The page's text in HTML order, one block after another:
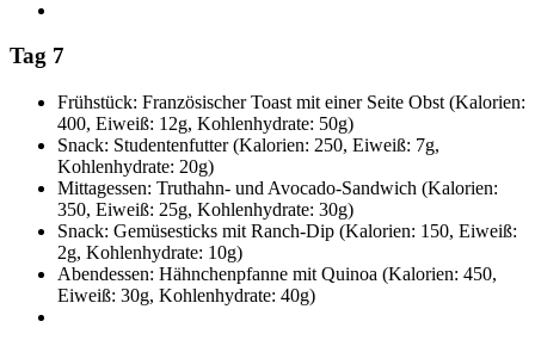
Tag 7
Frühstück: Französischer Toast mit einer Seite Obst (Kalorien:
400, Eiweiß: 12g, Kohlenhydrate: 50g)
Snack: Studentenfutter (Kalorien: 250, Eiweiß: 7g,
Kohlenhydrate: 20g)
Mittagessen: Truthahn- und Avocado-Sandwich (Kalorien:
350, Eiweiß: 25g, Kohlenhydrate: 30g)
Snack: Gemüsesticks mit Ranch-Dip (Kalorien: 150, Eiweiß:
2g, Kohlenhydrate: 10g)
Abendessen: Hähnchenpfanne mit Quinoa (Kalorien: 450,
Eiweiß: 30g, Kohlenhydrate: 40g)